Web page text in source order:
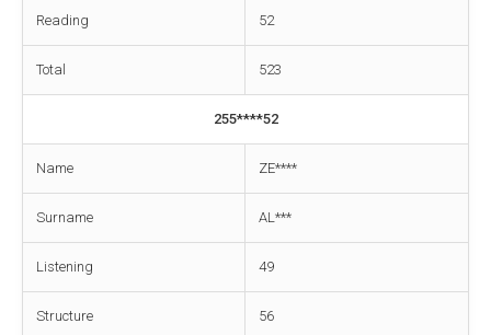
Reading 52
Total 523
255****52
Name ZE****
Surname AL***
Listening 49
Structure 56